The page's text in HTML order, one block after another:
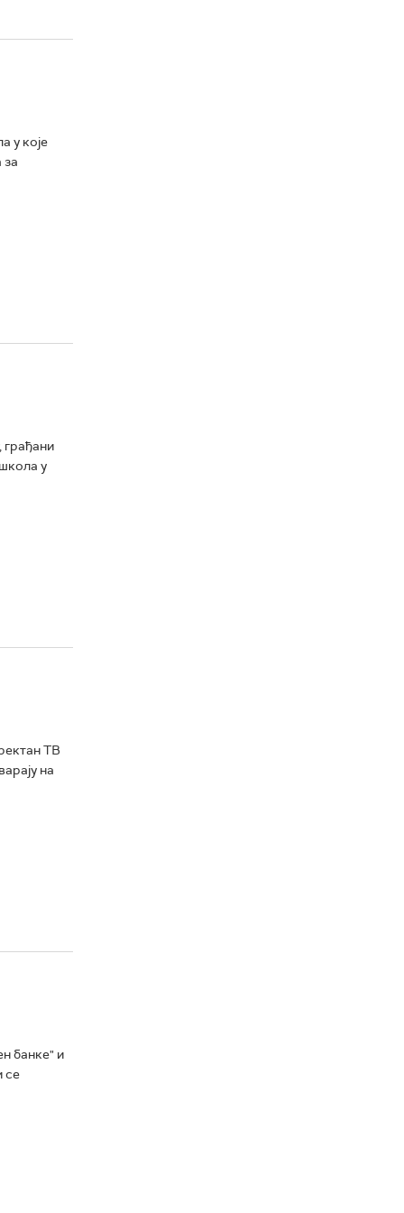
у које
за
грађани
у
ТВ
на
банке" и
се